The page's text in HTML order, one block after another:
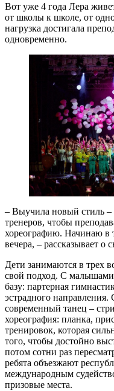
Вот уже 4 года Лера
от школы к школе, от
нагрузка достигала
одновременно.
– Выучила новый стиль –
тренеров, чтобы
хореографию. Начинаю в
вечера, – рассказывает о
Дети занимаются в трех
свой подход. С малышами
базу: партерная
эстрадного
современный танец –
хореография: планка,
тренировок, которая
того, чтобы достойно
потом сотни раз
ребята объезжают
международным
призовые места.